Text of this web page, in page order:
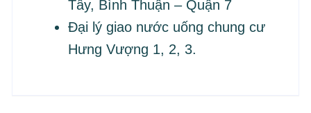
Tây, Bình Thuận – Quận 7
Đại lý giao nước uống chung cư
Hưng Vượng 1, 2, 3.